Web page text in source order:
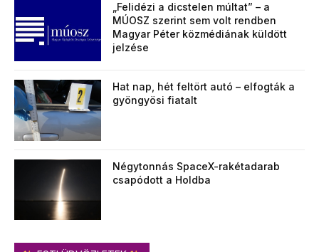
„Felidézi a dicstelen múltat” – a
MÚOSZ szerint sem volt rendben
Magyar Péter közmédiának küldött
jelzése
Hat nap, hét feltört autó – elfogták a
gyöngyösi fiatalt
Négytonnás SpaceX-rakétadarab
csapódott a Holdba